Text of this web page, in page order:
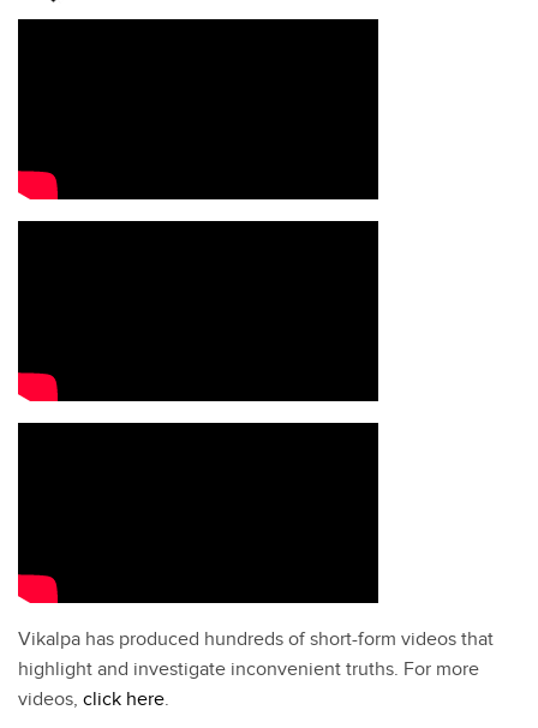
Vikalpa has produced hundreds of short-form videos that
highlight and investigate inconvenient truths. For more
videos, click here.